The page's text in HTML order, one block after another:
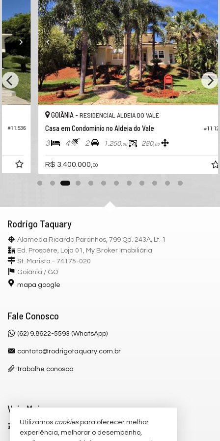
GOIÂNIA -RESIDENCIAL ALDEIA DO VALE
Casa em Condomínio no Aldeia do Vale
4 2 1.250, 280,00
R$ 3.400.000,00
Rodrigo Taquary
Alameda Ricardo Paranhos, 799 Qd. 243A, Lt. 1
Ed. Prospère, Loja 01, My Broker Imobiliária
St. Marista - 74175-020
Goiânia / GO
mapa google
Fale Conosco
(62) 9.8622-5593 (WhatsApp)
contato@rodrigotaquary.com.br
trabalhe conosco
Veja Mais
receba nosso newsletter
Utilizamos cookiespara oferecer melhor
experiência, melhorar o desempenho,